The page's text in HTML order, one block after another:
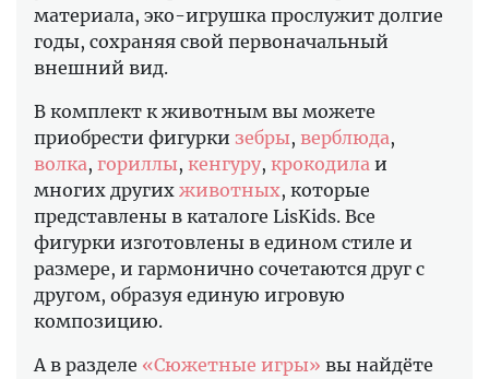
материала, эко-игрушка прослужит долгие
годы, сохраняя свой первоначальный
внешний вид.
В комплект к животным вы можете
приобрести фигурки зебры, верблюда,
волка, гориллы, кенгуру, крокодила и
многих других животных, которые
представлены в каталоге LisKids. Все
фигурки изготовлены в едином стиле и
размере, и гармонично сочетаются друг с
другом, образуя единую игровую
композицию.
А в разделе «Сюжетные игры» вы найдёте